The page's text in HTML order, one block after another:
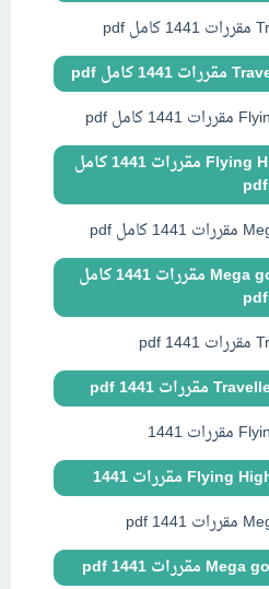
حل كتاب الانجليزي Flying High 3 مقررات 1441 كامل
pdf
حل كتاب الانجليزي Mega goal 3 مقررات 1441 كامل
pdf